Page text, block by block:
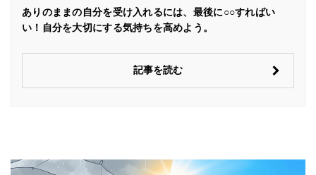
ありのままの自分を受け入れるには、最後に○○すればい
い！自分を大切にする気持ちを高めよう。
記事を読む